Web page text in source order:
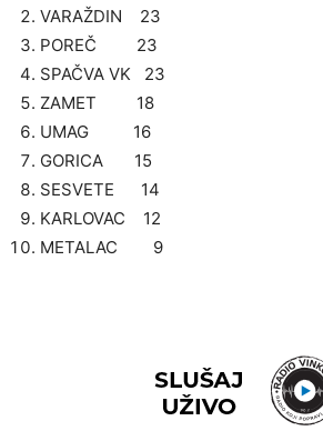
VARAŽDIN 23
POREČ 23
SPAČVA VK 23
ZAMET 18
UMAG 16
GORICA 15
SESVETE 14
KARLOVAC 12
METALAC 9